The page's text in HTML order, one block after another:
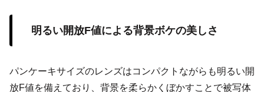
明るい開放F値による背景ボケの美しさ
パンケーキサイズのレンズはコンパクトながらも明るい開
放F値を備えており、背景を柔らかくぼかすことで被写体